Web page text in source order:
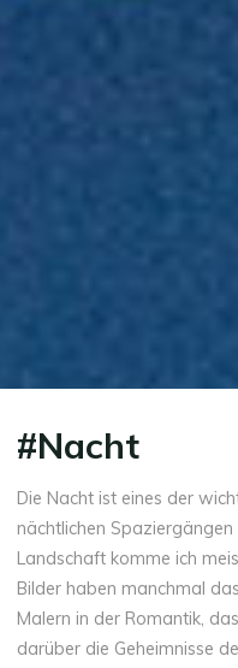
#Nacht
Die Nacht ist eines der
nächtlichen
Landschaft komme ich
Bilder haben manchmal
Malern in der Romantik,
darüber die Geheimnisse